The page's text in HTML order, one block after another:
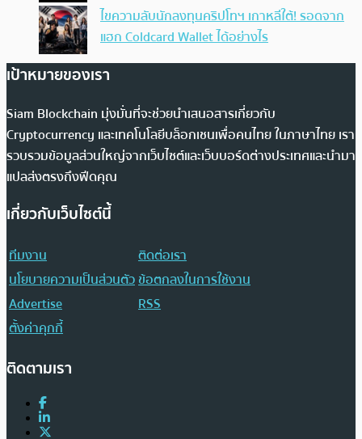
ไขความลับนักลงทุนคริปโทฯ เกาหลีใต้! รอดจาก
แฮก Coldcard Wallet ได้อย่างไร
เป้าหมายของเรา
Siam Blockchain มุ่งมั่นที่จะช่วยนำเสนอสารเกี่ยวกับ
Cryptocurrency และเทคโนโลยีบล็อกเชนเพื่อคนไทย ในภาษาไทย เรา
รวบรวมข้อมูลส่วนใหญ่จากเว็บไซต์และเว็บบอร์ดต่างประเทศและนำมา
แปลส่งตรงถึงฟีดคุณ
เกี่ยวกับเว็บไซต์นี้
ทีมงาน
ติดต่อเรา
นโยบายความเป็นส่วนตัวข้อตกลงในการใช้งาน
Advertise
RSS
ตั้งค่าคุกกี้
ติดตามเรา